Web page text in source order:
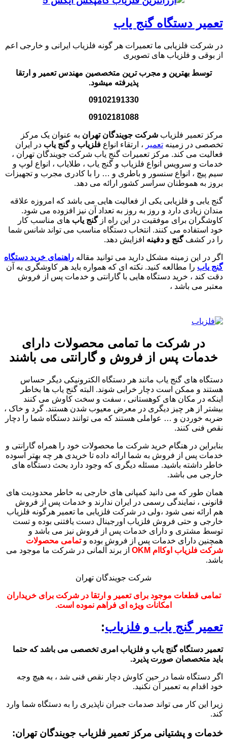
تعمیر دستگاه گنج یاب
در شرکت فلزیابی ما تعمیرات هر گونه فلزیاب ایرانی و خارجی اعم
از بوقی و فلزیاب های تصویری
توسط بهترین و مجرب ترین متخصصین مهندس تعمیر و ارتقا
پذیرفته میشود.
09102191330
09102181088
مرکز تعمیر فلزیاب شرکت جویندگان تهران به عنوان یک مرکز
تخصصی در زمینه تعمیر ، ارتقاء انواع فلزیاب وگنج یاب در ایران
فعالیت می کند. مرکز تعمیرات گنج یاب شرکت جویندگان تهران ،
خدمات و سرویس انواع فلزیاب و گنج یاب ، طلایاب ، انواع لوپ و
سیم پیچ ، انواع سنسور و باطری و … را با کادری مجرب و تجهیزات
بروز به هموطنان سراسر کشور ارائه می دهد.
گنج یابی و فلزیابی یکی از فعالیت هایی می باشد که امروزه علاقه
مندان زیادی دارد و روز به روز به تعداد آن نیز افزوده می شود.
کاوشگران برای موفقیت در این راه ازگنج یاب های مناسب کار
خود استفاده می کنند. انتخاب دستگاه مناسب می تواند شانس شما
را در کشفگنج و دفینه افزایش دهد.
اگر در این زمینه مشکل دارید می توانید مقاله راهنمای خرید دستگاه
گنج یاب را مطالعه کنید. نکته ای که همواره باید هر کاوشگری به آن
دقت کند ، خرید دستگاه هایی با گارانتی و خدمات پس از فروش
معتبر می باشد ،
در شرکت ما تمامی محصولات دارای
خدمات پس از فروش و گارانتی می باشند
دستگاه های گنج یاب مانند هر دستگاه الکترونیکی دیگر حساس
هستند و ممکن است دچار خرابی شوند. البته گنج یاب ها بخاطر
اینکه در مکان های کوهستانی ، سفت و سخت کاوش می کنند
بیشتر از هر چیز دیگری در معرض معیوب شدن هستند. گرد و خاک ،
ضربه خوردن و … عواملی هستند که می توانند دستگاه شما را دچار
نقص فنی کنند.
بنابراین در هنگام خرید شرکت ما محصولات خود را همراه گارانتی و
خدمات پس از فروش به شما ارائه داده تا خریدی هر چه بهتر آسوده
خاطر داشته باشید. مسئله دیگری که وجود دارد بحث دستگاه های
خارجی می باشد.
همان طور که می دانید کمپانی های خارجی به خاطر محدودیت های
قانونی ، نمایندگی رسمی در ایران ندارند و خدمات پس از فروش
هم ارائه نمی شود ،ولی در شرکت فلزیابی ما تعمیر هرگونه فلزیاب
خارجی و حتی فروش فلزیاب اورجینال دست یافتنی بوده و تست
توسط مشتری و دارای خدمات پس از فروش نیز می باشد و
همچنین دارای خدمات پس از فروش بوده وتمامی محصولات
شرکت فلزیاب اوکاام OKM
از برند آلمانی در شرکت ما موجود می
باشد.
شرکت جویندگان تهران
تمامی قطعات موجود برای تعمیر و ارتقا در شرکت برای خریداران
امکانات ویژه ای فراهم نموده است.
تعمیر گنج یاب و فلزیاب:
تعمیر دستگاه گنج یاب و فلزیاب امری تخصصی می باشد که حتما
باید متخصصان صورت پذیرد.
اگر دستگاه شما در حین کاوش دچار نقص فنی شد ، به هیچ وجه
خود اقدام به تعمیر آن نکنید.
زیرا این کار می تواند صدمات جبران ناپذیری را به دستگاه شما وارد
کند.
خدمات و پشتیانی مرکز تعمیر فلزیاب جویندگان تهران: